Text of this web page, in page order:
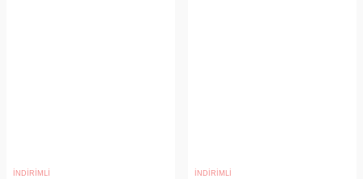
İNDİRİMLİ İNDİRİMLİ